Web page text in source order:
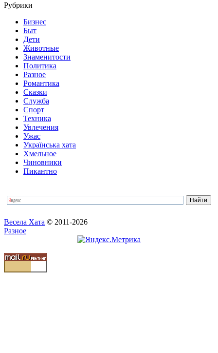
Рубрики
Бизнес
Быт
Дети
Животные
Знаменитости
Политика
Разное
Романтика
Сказки
Служба
Спорт
Техника
Увлечения
Ужас
Українська хата
Хмельное
Чиновники
Пикантно
Весела Хата © 2011-2026
Разное